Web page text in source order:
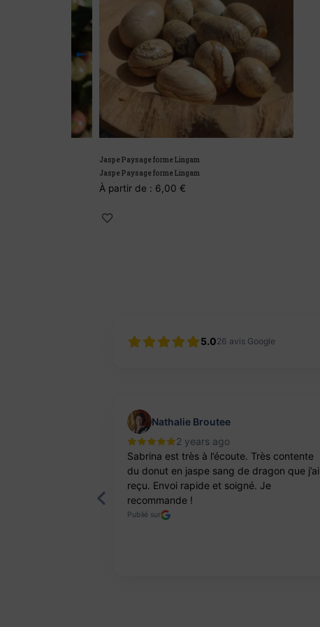
Jaspe Paysage forme Lingam
Jaspe Paysage forme Lingam
À partir de :6,00 €
5.026 avis Google
Nathalie Broutee
2 years ago
Sabrina est très à l’écoute. Très contente
du donut en jaspe sang de dragon que j’ai
reçu. Envoi rapide et soigné. Je
recommande !
Publié sur